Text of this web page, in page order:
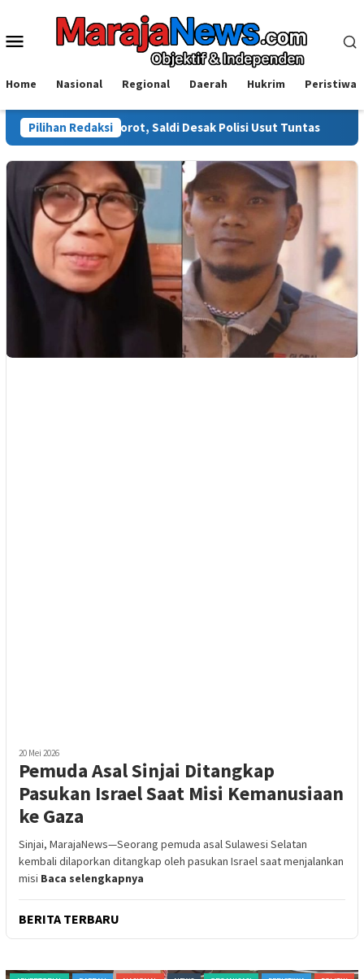
konten
Menu
Home Nasional Regional Daerah Hukrim Peristiwa
Pilihan Redaksi
Disorot, Saldi Desak Polisi Usut Tuntas Warga Sinjai
20 Mei 2026
Pemuda Asal Sinjai Ditangkap
Pasukan Israel Saat Misi Kemanusiaan
ke Gaza
Sinjai, MarajaNews—Seorang pemuda asal Sulawesi Selatan
kembali dilaporkan ditangkap oleh pasukan Israel saat menjalankan
misi Baca selengkapnya
BERITA TERBARU